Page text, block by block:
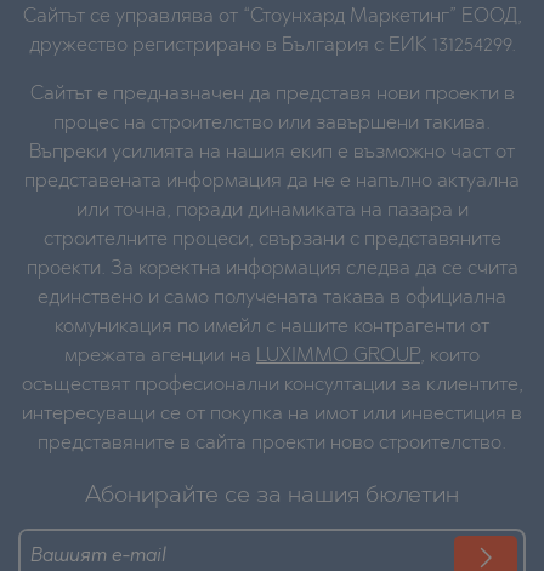
Сайтът се управлява от “Стоунхард Маркетинг” ЕООД,
дружество регистрирано в България с ЕИК 131254299.
Сайтът е предназначен да представя нови проекти в
процес на строителство или завършени такива.
Въпреки усилията на нашия екип е възможно част от
представената информация да не е напълно актуална
или точна, поради динамиката на пазара и
строителните процеси, свързани с представяните
проекти. За коректна информация следва да се счита
единствено и само получената такава в официална
комуникация по имейл с нашите контрагенти от
мрежата агенции на LUXIMMO GROUP, които
осъществят професионални консултации за клиентите,
интересуващи се от покупка на имот или инвестиция в
представяните в сайта проекти ново строителство.
Абонирайте се за нашия бюлетин